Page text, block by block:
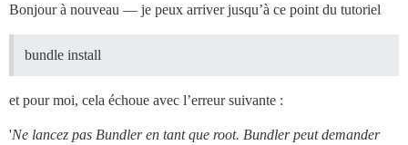
Bonjour à nouveau — je peux arriver jusqu’à ce point du tutoriel
bundle install
et pour moi, cela échoue avec l’erreur suivante :
'Ne lancez pas Bundler en tant que root. Bundler peut demander